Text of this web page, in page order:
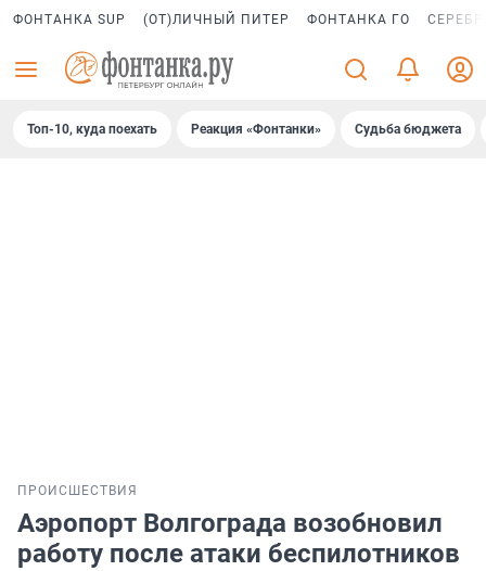
ФОНТАНКА SUP (ОТ)ЛИЧНЫЙ ПИТЕР ФОНТАНКА ГО
Топ-10, куда поехать Реакция «Фонтанки» Судьба бюджета
ПРОИСШЕСТВИЯ
Аэропорт Волгограда возобновил
работу после атаки беспилотников